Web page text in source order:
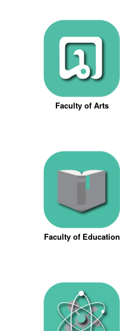
Faculty of Arts
Faculty of Education